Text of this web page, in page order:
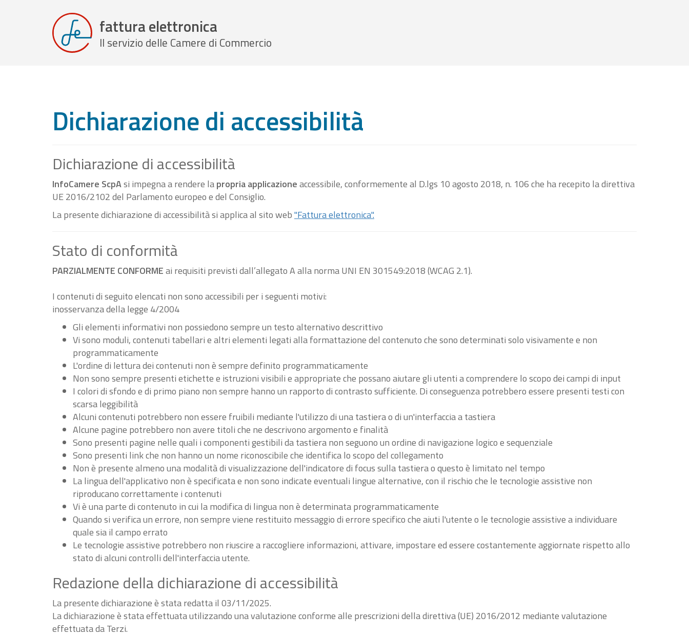
fattura elettronica
Il servizio delle Camere di Commercio
Dichiarazione di accessibilità
Dichiarazione di accessibilità
InfoCamere ScpAsi impegna a rendere lapropria applicazioneaccessibile, conformemente al D.lgs 10 agosto 2018, n. 106 che ha recepito la direttiva
UE 2016/2102 del Parlamento europeo e del Consiglio.
La presente dichiarazione di accessibilità si applica al sito web"Fattura elettronica".
Stato di conformità
PARZIALMENTE CONFORMEai requisiti previsti dall’allegato A alla norma UNI EN 301549:2018 (WCAG 2.1).
I contenuti di seguito elencati non sono accessibili per i seguenti motivi:
inosservanza della legge 4/2004
Gli elementi informativi non possiedono sempre un testo alternativo descrittivo
Vi sono moduli, contenuti tabellari e altri elementi legati alla formattazione del contenuto che sono determinati solo visivamente e non
programmaticamente
L'ordine di lettura dei contenuti non è sempre definito programmaticamente
Non sono sempre presenti etichette e istruzioni visibili e appropriate che possano aiutare gli utenti a comprendere lo scopo dei campi di input
I colori di sfondo e di primo piano non sempre hanno un rapporto di contrasto sufficiente. Di conseguenza potrebbero essere presenti testi con
scarsa leggibilità
Alcuni contenuti potrebbero non essere fruibili mediante l'utilizzo di una tastiera o di un'interfaccia a tastiera
Alcune pagine potrebbero non avere titoli che ne descrivono argomento e finalità
Sono presenti pagine nelle quali i componenti gestibili da tastiera non seguono un ordine di navigazione logico e sequenziale
Sono presenti link che non hanno un nome riconoscibile che identifica lo scopo del collegamento
Non è presente almeno una modalità di visualizzazione dell'indicatore di focus sulla tastiera o questo è limitato nel tempo
La lingua dell'applicativo non è specificata e non sono indicate eventuali lingue alternative, con il rischio che le tecnologie assistive non
riproducano correttamente i contenuti
Vi è una parte di contenuto in cui la modifica di lingua non è determinata programmaticamente
Quando si verifica un errore, non sempre viene restituito messaggio di errore specifico che aiuti l'utente o le tecnologie assistive a individuare
quale sia il campo errato
Le tecnologie assistive potrebbero non riuscire a raccogliere informazioni, attivare, impostare ed essere costantemente aggiornate rispetto allo
stato di alcuni controlli dell'interfaccia utente.
Redazione della dichiarazione di accessibilità
La presente dichiarazione è stata redatta il 03/11/2025.
La dichiarazione è stata effettuata utilizzando una valutazione conforme alle prescrizioni della direttiva (UE) 2016/2012 mediante valutazione
effettuata da Terzi.